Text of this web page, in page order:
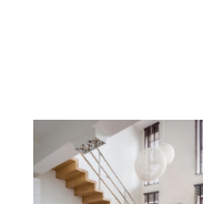
appartement, la
encore la gestion
conseillers